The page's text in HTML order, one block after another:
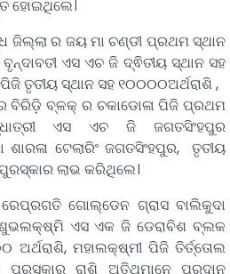
ହୋଇଥିଲେ।
ଜିଲ୍ଲା ର ଜୟ ମା ଚଣ୍ଡୀ ପ୍ରଥମ ସ୍ଥାନ
ଏସ ଏଚ ଜି ଦ୍ଵିତୀୟ ସ୍ଥାନ ସହ
ତୃତୀୟ ସ୍ଥାନ ସହ ୧୦୦୦୦ଅର୍ଥରାଶି ,
ବିରିଡ଼ି ବ୍ଳକ୍ ର ଚକାଡୋଳା ପିଜି ପ୍ରଥମ
ଏସ ଏଚ ଜି ଜଗତସିଂହପୁର
ଶାରଳା ଟେଲାରିଂ ଜଗତସିଂହପୁର, ତୃତୀୟ
ଲାଭ କରିଥିଲେ।
ଗୋଲ୍ଡେନ ଗ୍ରାସ ବାଲିକୁଦା
ଏସ ଏକ ଜି ଡେରାବିଶ ବ୍ଲକ
ଅର୍ଥରାଶି, ମହାଲକ୍ଷ୍ମୀ ପିଜି ତିର୍ତ୍ତୋଲ
ରାଶି ଅତିଥିମାନେ ପ୍ରଦାନ